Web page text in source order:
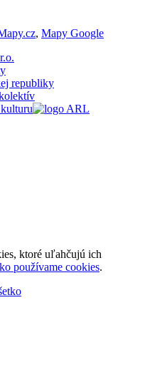
, Mapy Google
ktoré uľahčujú ich
používame cookies.